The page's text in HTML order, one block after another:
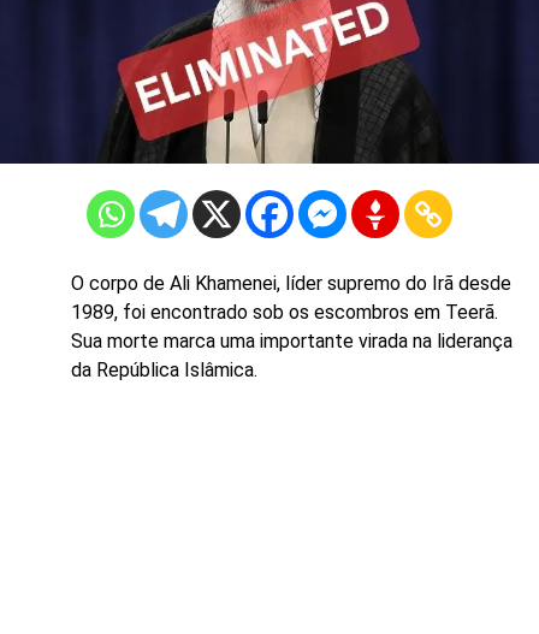
O corpo de Ali Khamenei, líder supremo do Irã desde
1989, foi encontrado sob os escombros em Teerã.
Sua morte marca uma importante virada na liderança
da República Islâmica.